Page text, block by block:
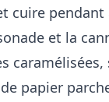
cuire pendant
et la
papier